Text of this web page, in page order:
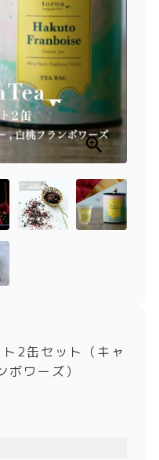
とろ生ガトーショコラ
とろ生 まとめ買いお得
セット
お中元
紅茶toroaTea
メルマガ会員様限定
toroa夏のアウトレッ
¥2,000〜¥3,999
2缶セット（キャ
ワーズ）